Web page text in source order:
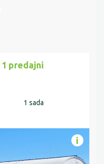
1 predajni
1 sada